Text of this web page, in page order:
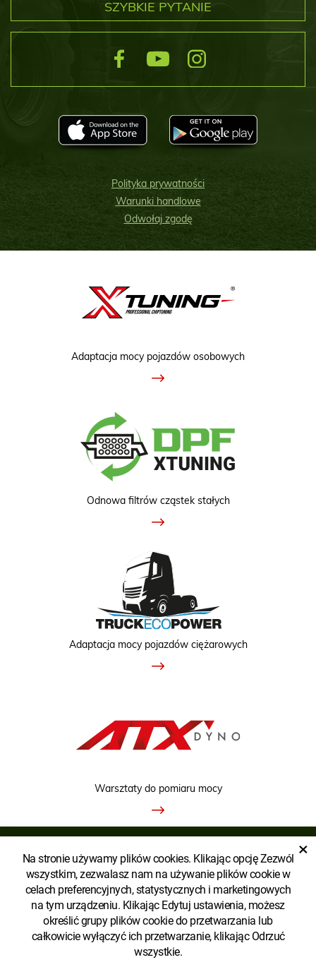
Na stronie używamy plików cookies. Klikając opcję Zezwól
wszystkim, zezwalasz nam na używanie plików cookie w
celach preferencyjnych, statystycznych i marketingowych
na tym urządzeniu. Klikając Edytuj ustawienia, możesz
określić grupy plików cookie do przetwarzania lub
całkowicie wyłączyć ich przetwarzanie, klikając Odrzuć
wszystkie.
×
SZYBKIE PYTANIE
Polityka prywatności
Warunki handlowe
Odwołaj zgodę
Adaptacja mocy pojazdów osobowych
Odnowa filtrów cząstek stałych
Adaptacja mocy pojazdów ciężarowych
Warsztaty do pomiaru mocy
WYŚWIETLIĆ WERSJĘ KLASYCZNĄ
Copyright © AGROECOPOWER POLSKA SP. Z O.O.